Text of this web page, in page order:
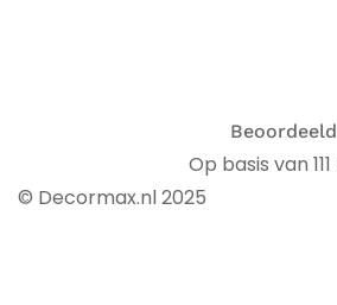
© Decormax.nl 2025
Op basis van